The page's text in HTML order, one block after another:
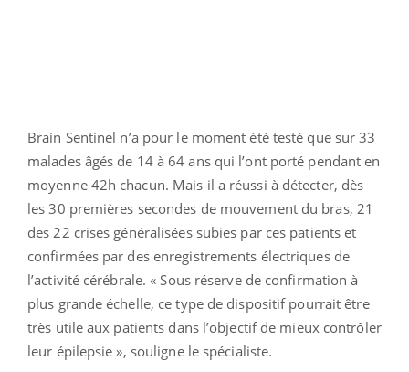
Brain Sentinel n’a pour le moment été testé que sur 33
malades âgés de 14 à 64 ans qui l’ont porté pendant en
moyenne 42h chacun. Mais il a réussi à détecter, dès
les 30 premières secondes de mouvement du bras, 21
des 22 crises généralisées subies par ces patients et
confirmées par des enregistrements électriques de
l’activité cérébrale. « Sous réserve de confirmation à
plus grande échelle, ce type de dispositif pourrait être
très utile aux patients dans l’objectif de mieux contrôler
leur épilepsie », souligne le spécialiste.